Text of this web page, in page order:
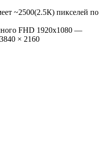
~2500(2.5К) пикселей по
FHD 1920х1080 —
× 2160